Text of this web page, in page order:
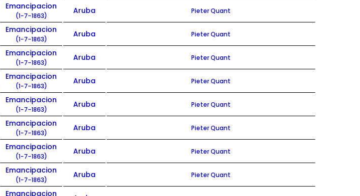
Emancipacion
(1-7-1863)
Aruba Pieter Quant
Emancipacion
(1-7-1863)
Aruba Pieter Quant
Emancipacion
(1-7-1863)
Aruba Pieter Quant
Emancipacion
(1-7-1863)
Aruba Pieter Quant
Emancipacion
(1-7-1863)
Aruba Pieter Quant
Emancipacion
(1-7-1863)
Aruba Pieter Quant
Emancipacion
(1-7-1863)
Aruba Pieter Quant
Emancipacion
(1-7-1863)
Aruba Pieter Quant
Emancipacion